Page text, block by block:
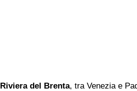
Riviera del Brenta, tra Venezia e